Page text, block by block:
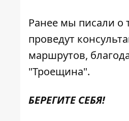
Ранее мы писали о
проведут
маршрутов,
"Троещина".
БЕРЕГИТЕ СЕБЯ!